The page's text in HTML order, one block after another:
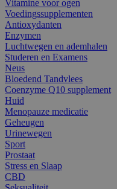
Vitamine voor ogen
Voedingssupplementen
Antioxydanten
Enzymen
Luchtwegen en ademhalen
Studeren en Examens
Neus
Bloedend Tandvlees
Coenzyme Q10 supplement
Huid
Menopauze medicatie
Geheugen
Urinewegen
Sport
Prostaat
Stress en Slaap
CBD